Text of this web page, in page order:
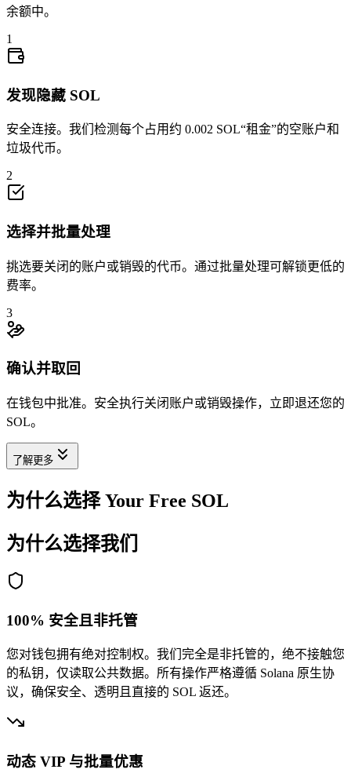
4keFzFnCby
余额中。
1
发现隐藏 SOL
安全连接。我们检测每个占用约 0.002 SOL“租金”的空账户和
垃圾代币。
2
选择并批量处理
挑选要关闭的账户或销毁的代币。通过批量处理可解锁更低的
费率。
3
确认并取回
在钱包中批准。安全执行关闭账户或销毁操作，立即退还您的
SOL。
了解更多
为什么选择 Your Free SOL
为什么选择我们
100% 安全且非托管
您对钱包拥有绝对控制权。我们完全是非托管的，绝不接触您
的私钥，仅读取公共数据。所有操作严格遵循 Solana 原生协
议，确保安全、透明且直接的 SOL 返还。
动态 VIP 与批量优惠